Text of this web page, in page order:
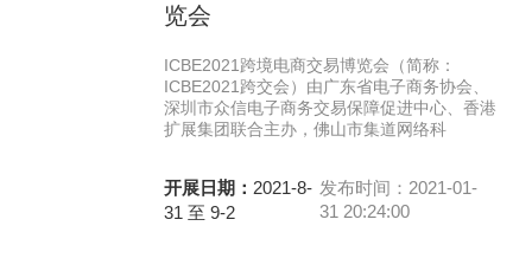
览会
ICBE2021跨境电商交易博览会（简称：
ICBE2021跨交会）由广东省电子商务协会、
深圳市众信电子商务交易保障促进中心、香港
扩展集团联合主办，佛山市集道网络科
开展日期： 2021-8-
31 至 9-2
发布时间：2021-01-
31 20:24:00